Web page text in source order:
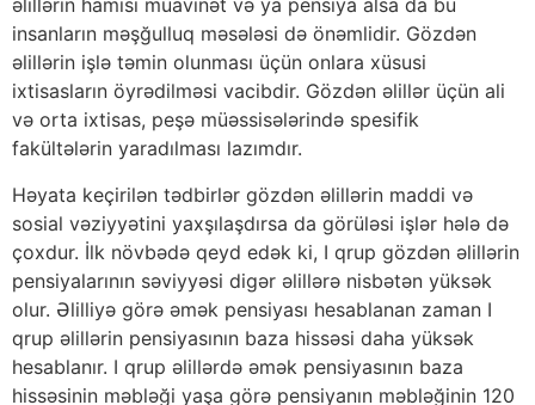
əlillərin hamısı müavinət və ya pensiya alsa da bu
insanların məşğulluq məsələsi də önəmlidir. Gözdən
əlillərin işlə təmin olunması üçün onlara xüsusi
ixtisasların öyrədilməsi vacibdir. Gözdən əlillər üçün ali
və orta ixtisas, peşə müəssisələrində spesifik
fakültələrin yaradılması lazımdır.
Həyata keçirilən tədbirlər gözdən əlillərin maddi və
sosial vəziyyətini yaxşılaşdırsa da görüləsi işlər hələ də
çoxdur. İlk növbədə qeyd edək ki, I qrup gözdən əlillərin
pensiyalarının səviyyəsi digər əlillərə nisbətən yüksək
olur. Əlilliyə görə əmək pensiyası hesablanan zaman I
qrup əlillərin pensiyasının baza hissəsi daha yüksək
hesablanır. I qrup əlillərdə əmək pensiyasının baza
hissəsinin məbləği yaşa görə pensiyanın məbləğinin 120